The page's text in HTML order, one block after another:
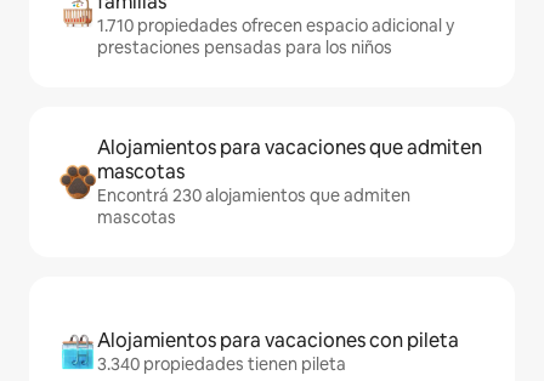
1.710 propiedades ofrecen espacio adicional y
prestaciones pensadas para los niños
Alojamientos para vacaciones que admiten
mascotas
Encontrá 230 alojamientos que admiten
mascotas
Alojamientos para vacaciones con pileta
3.340 propiedades tienen pileta